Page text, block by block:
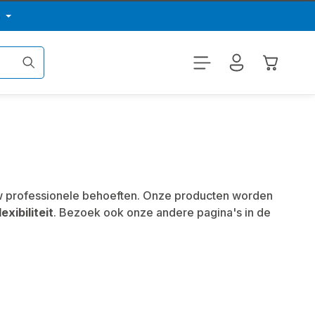
professionele behoeften. Onze producten worden
. Bezoek ook onze andere pagina's in de